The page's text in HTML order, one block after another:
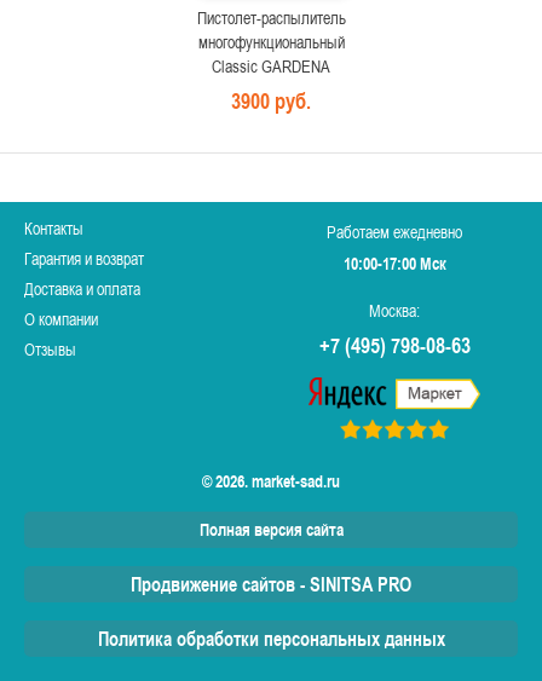
Пистолет-распылитель
многофункциональный
Classic GARDENA
3900 руб.
Контакты
Гарантия и возврат
Доставка и оплата
О компании
Отзывы
Работаем ежедневно
10:00-17:00 Мск
Москва:
+7 (495) 798-08-63
© 2026. market-sad.ru
Полная версия сайта
Продвижение сайтов - SINITSA PRO
Политика обработки персональных данных